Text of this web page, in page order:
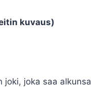
kuvaus)
joki, joka saa alkunsa